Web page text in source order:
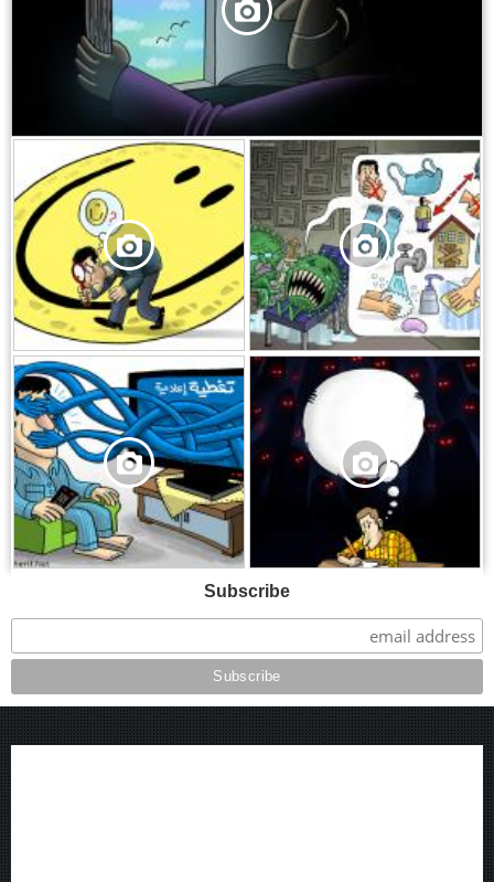
,
,
,
,
Subscribe